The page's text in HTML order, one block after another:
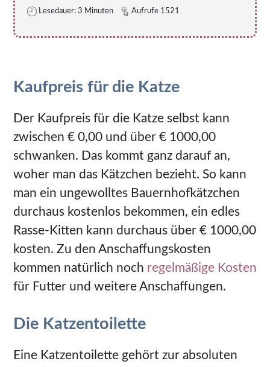
Lesedauer: 3 Minuten Aufrufe 1521
Kaufpreis für die Katze
Der Kaufpreis für die Katze selbst kann
zwischen € 0,00 und über € 1000,00
schwanken. Das kommt ganz darauf an,
woher man das Kätzchen bezieht. So kann
man ein ungewolltes Bauernhofkätzchen
durchaus kostenlos bekommen, ein edles
Rasse-Kitten kann durchaus über € 1000,00
kosten. Zu den Anschaffungskosten
kommen natürlich noch regelmäßige Kosten
für Futter und weitere Anschaffungen.
Die Katzentoilette
Eine Katzentoilette gehört zur absoluten